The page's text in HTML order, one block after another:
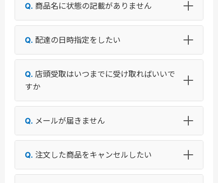
商品名に状態の記載がありません
配達の日時指定をしたい
店頭受取はいつまでに受け取ればいいで
すか
メールが届きません
注文した商品をキャンセルしたい